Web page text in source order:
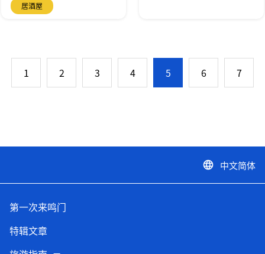
居酒屋
1 2 3 4 5 6 7
language 中文简体
第一次来鸣门
特辑文章